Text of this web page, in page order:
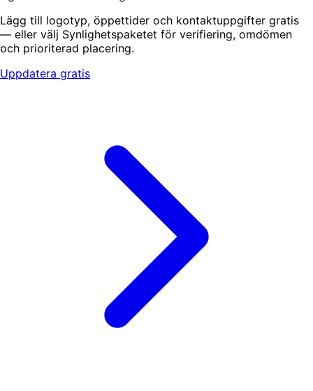
Lägg till logotyp, öppettider och kontaktuppgifter gratis
— eller välj Synlighetspaketet för verifiering, omdömen
och prioriterad placering.
Uppdatera gratis